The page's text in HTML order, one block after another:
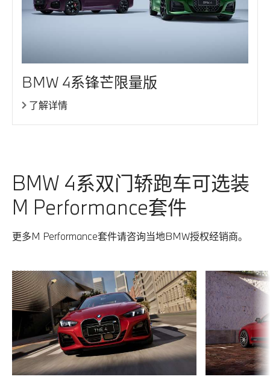
故、纠纷，驾驶员应承担全部责任。
4. BMW 4系双门轿跑车锋芒限量版标配“个性化定制特别
5. BMW 4系双门轿跑车锋芒限量版选装“Sensatec合成皮,
火山红, 带精致缝线与打孔”，需以车辆已经配置了“个性化
6. BMW 4系双门轿跑车锋芒限量版选装“Sensatec合成皮,
黑色, 带精制缝线与打孔及对比色饰条”，需以车辆已经配
BMW 4系锋芒限量版
了解详情
BMW 4系双门轿跑车可选装
M Performance套件
更多M Performance套件请咨询当地BMW授权经销商。